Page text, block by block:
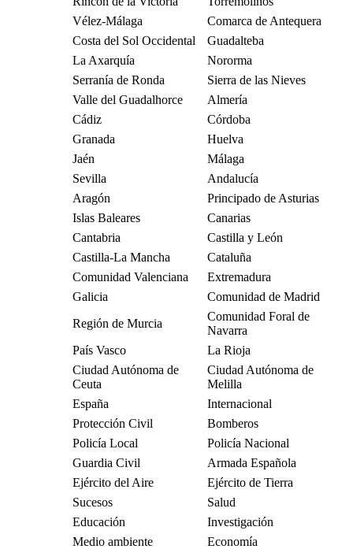
Vélez-Málaga
Comarca de Antequera
Costa del Sol Occidental
Guadalteba
La Axarquía
Nororma
Serranía de Ronda
Sierra de las Nieves
Valle del Guadalhorce
Almería
Cádiz
Córdoba
Granada
Huelva
Jaén
Málaga
Sevilla
Andalucía
Aragón
Principado de Asturias
Islas Baleares
Canarias
Cantabria
Castilla y León
Castilla-La Mancha
Cataluña
Comunidad Valenciana
Extremadura
Galicia
Comunidad de Madrid
Región de Murcia
Comunidad Foral de
Navarra
País Vasco
La Rioja
Ciudad Autónoma de
Ceuta
Ciudad Autónoma de
Melilla
España
Internacional
Protección Civil
Bomberos
Policía Local
Policía Nacional
Guardia Civil
Armada Española
Ejército del Aire
Ejército de Tierra
Sucesos
Salud
Educación
Investigación
Medio ambiente
Economía